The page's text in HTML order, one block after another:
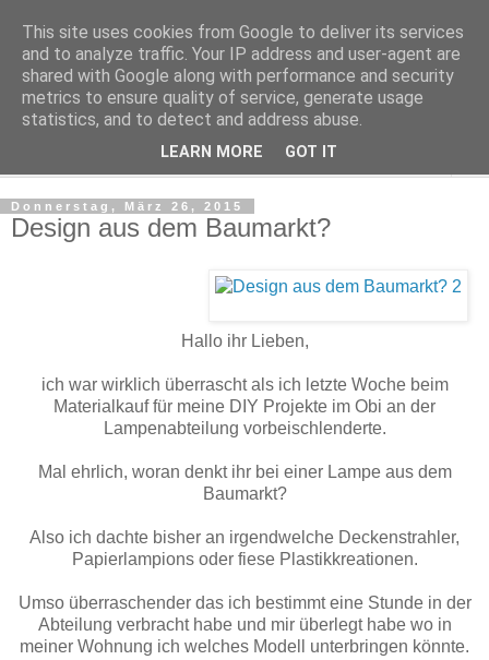
Make it boho
for a scandi bohemian home
Donnerstag, März 26, 2015
Design aus dem Baumarkt?
Hallo ihr Lieben,
ich war wirklich überrascht als ich letzte Woche beim
Materialkauf für meine DIY Projekte im Obi an der
Lampenabteilung vorbeischlenderte.
Mal ehrlich, woran denkt ihr bei einer Lampe aus dem
Baumarkt?
Also ich dachte bisher an irgendwelche Deckenstrahler,
Papierlampions oder fiese Plastikkreationen.
Umso überraschender das ich bestimmt eine Stunde in der
Abteilung verbracht habe und mir überlegt habe wo in
meiner Wohnung ich welches Modell unterbringen könnte.
This site uses cookies from Google to deliver its services
and to analyze traffic. Your IP address and user-agent are
shared with Google along with performance and security
metrics to ensure quality of service, generate usage
statistics, and to detect and address abuse.
LEARN MORE GOT IT